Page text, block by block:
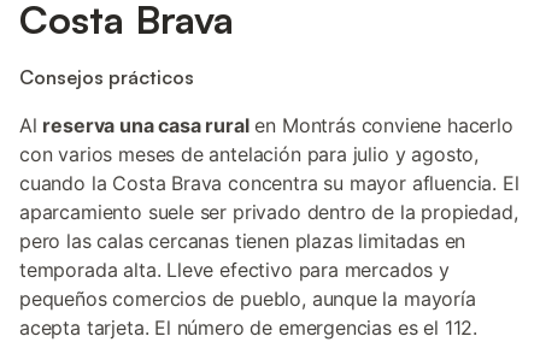
Costa Brava
Consejos prácticos
Al reserva una casa ruralen Montrás conviene hacerlo
con varios meses de antelación para julio y agosto,
cuando la Costa Brava concentra su mayor afluencia. El
aparcamiento suele ser privado dentro de la propiedad,
pero las calas cercanas tienen plazas limitadas en
temporada alta. Lleve efectivo para mercados y
pequeños comercios de pueblo, aunque la mayoría
acepta tarjeta. El número de emergencias es el 112.